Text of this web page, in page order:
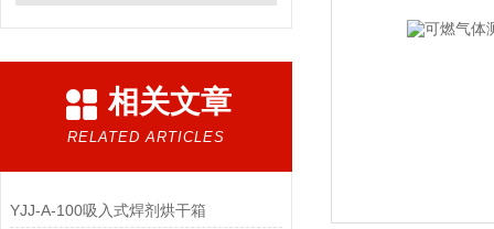
相关文章
RELATED ARTICLES
YJJ-A-100吸入式焊剂烘干箱